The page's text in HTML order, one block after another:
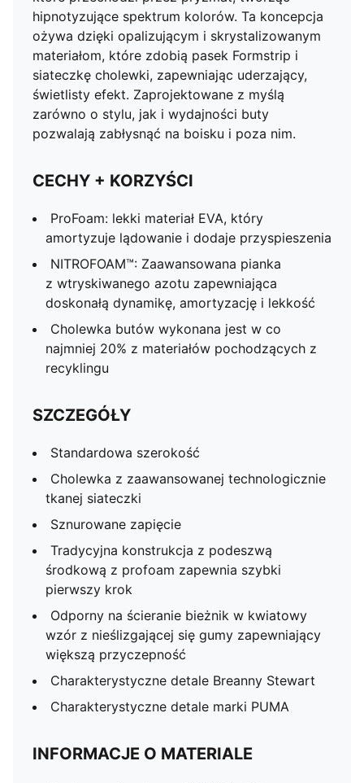
hipnotyzujące spektrum kolorów. Ta koncepcja
ożywa dzięki opalizującym i skrystalizowanym
materiałom, które zdobią pasek Formstrip i
siateczkę cholewki, zapewniając uderzający,
świetlisty efekt. Zaprojektowane z myślą
zarówno o stylu, jak i wydajności buty
pozwalają zabłysnąć na boisku i poza nim.
CECHY + KORZYŚCI
ProFoam: lekki materiał EVA, który
amortyzuje lądowanie i dodaje przyspieszenia
NITROFOAM™: Zaawansowana pianka
z wtryskiwanego azotu zapewniająca
doskonałą dynamikę, amortyzację i lekkość
Cholewka butów wykonana jest w co
najmniej 20% z materiałów pochodzących z
recyklingu
SZCZEGÓŁY
Standardowa szerokość
Cholewka z zaawansowanej technologicznie
tkanej siateczki
Sznurowane zapięcie
Tradycyjna konstrukcja z podeszwą
środkową z profoam zapewnia szybki
pierwszy krok
Odporny na ścieranie bieżnik w kwiatowy
wzór z nieślizgającej się gumy zapewniający
większą przyczepność
Charakterystyczne detale Breanny Stewart
Charakterystyczne detale marki PUMA
INFORMACJE O MATERIALE